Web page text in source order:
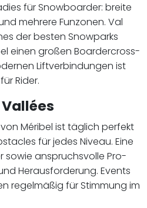
für Snowboarder: breite
mehrere Funzonen. Val
der besten Snowparks
einen großen Boardercross-
Liftverbindungen ist
Rider.
Méribel ist täglich perfekt
für jedes Niveau. Eine
sowie anspruchsvolle Pro-
Herausforderung. Events
regelmäßig für Stimmung im